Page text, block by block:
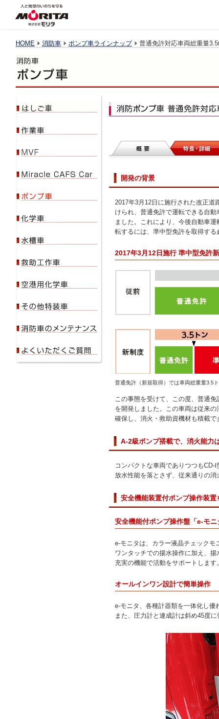
HOME 消防車 ポンプ車ラインナップ 普通免許対応車両総重量
開発の背景
2017年3月12日に施行された改正
けられ、普通免許で運転できる自
ました。これにより、今後自動車
転するには、準中型免許を取得する
2017年3月12日施行 準中型免許
普通免許（新規取得）では車両総重量3.5
この事態を受けて、この度、普通
を開発しました。この車両は従来
確保し、消火・救助資機材も積載
A-2級ポンプ搭載で、消火能力
コンパクトな車両でありつつもCD-
放水性能を落とさず、従来通りの
安全機能装置付ポンプ操作装置
安全機能付ポンプ操作盤「e-モニ
e-モニタは、カラー液晶チェック
ワンタッチでの揚水操作に加え、
充実の機能で活動をサポートします
オールインワン設計で簡単操作
e-モニタ、各種計器類を一体化し
また、圧力計と連成計は斜め45度